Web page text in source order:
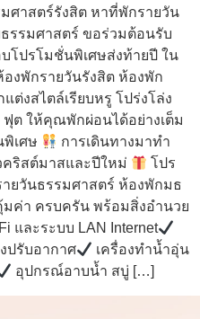
ศาสตร์รังสิต หาที่พักรายวัน
รรมศาสตร์ ขอร่วมต้อนรับ
โปรโมชั่นพิเศษส่งท้ายปี ใน
งพักรายวันรังสิต ห้องพัก
ต่งสไตล์เรียบหรู โปร่งโล่ง
ฟุต ให้คุณพักผ่อนได้อย่างเต็ม
เศษ
การเดินทางมาทำ
ริสต์มาสและปีใหม่
โปร
ยวันธรรมศาสตร์ ห้องพักมธ
มค่า ครบครัน พร้อมสิ่งอำนวย
และระบบ LAN Internet
ปรับอากาศ
เครื่องทำน้ำอุ่น
อุปกรณ์อาบน้ำ สบู่ […]